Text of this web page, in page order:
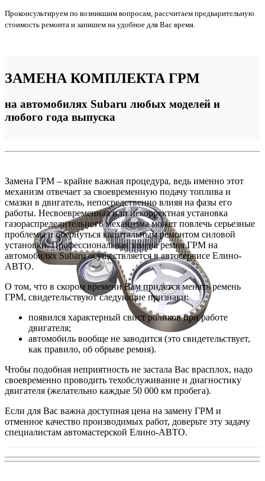
Проконсультируем по возникшим вопросам, рассчитаем предварительную
стоимость ремонта и запишем на удобное для Вас время.
ЗАМЕНА КОМПЛЕКТА ГРМ
на автомобилях Subaru любых моделей и
любого года выпуска
Замена ГРМ – крайне важная процедура, ведь именно этот
механизм отвечает за своевременную подачу топлива и
смазки в двигатель, непосредственно влияя на фазы его
работы. Несвоевременная или некорректная установка
газораспределительного механизма может повлечь серьезные
проблемы и обернуться капитальным ремонтом силовой
установки. Профессиональная замена ремня ГРМ на
автомобилях Subaru осуществляется в автосервисе Елино-
АВТО.
О том, что в скором времени Вам придется менять ремень
ГРМ, свидетельствуют следующие признаки:
появился характерный свист роликов при работе
двигателя;
автомобиль вообще не заводится (это свидетельствует,
как правило, об обрыве ремня).
Чтобы подобная неприятность не застала Вас врасплох, надо
своевременно проводить техобслуживание и диагностику
двигателя (желательно каждые 50 000 км пробега).
Если для Вас важна доступная цена на замену ГРМ и
отменное качество производимых работ, доверьте эту задачу
специалистам автомастерской Елино-АВТО.